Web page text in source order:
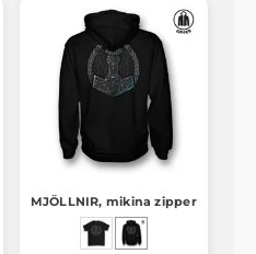
MJÖLLNIR, mikina zipper